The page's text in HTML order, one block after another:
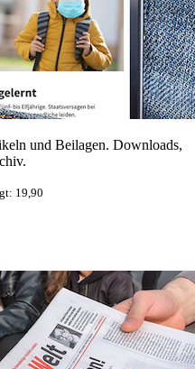
und Beilagen. Downloads,
19,90